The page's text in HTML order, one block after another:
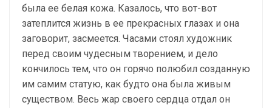
была ее белая кожа. Казалось, что вот-вот
затеплится жизнь в ее прекрасных глазах и она
заговорит, засмеется. Часами стоял художник
перед своим чудесным творением, и дело
кончилось тем, что он горячо полюбил созданную
им самим статую, как будто она была живым
существом. Весь жар своего сердца отдал он